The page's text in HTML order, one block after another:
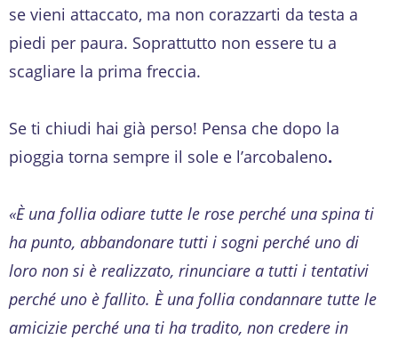
se vieni attaccato, ma non corazzarti da testa a
piedi per paura. Soprattutto non essere tu a
scagliare la prima freccia.
Se ti chiudi hai già perso! Pensa che dopo la
pioggia torna sempre il sole e l’arcobaleno.
«È una follia odiare tutte le rose perché una spina ti
ha punto, abbandonare tutti i sogni perché uno di
loro non si è realizzato, rinunciare a tutti i tentativi
perché uno è fallito. È una follia condannare tutte le
amicizie perché una ti ha tradito, non credere in